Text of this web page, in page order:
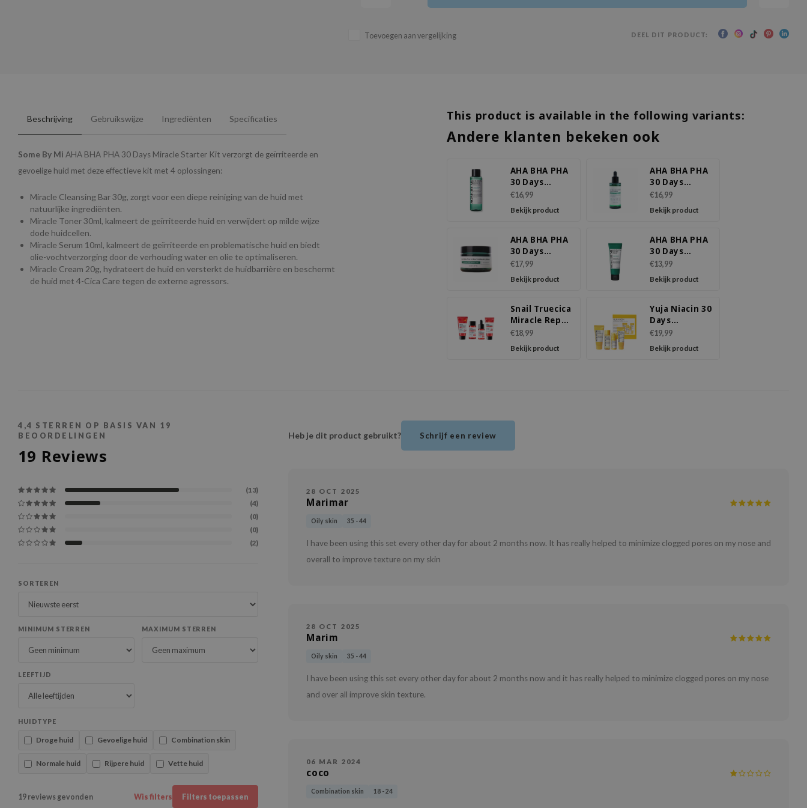
Toevoegen aan vergelijking DEEL DIT PRODUCT:
Beschrijving Gebruikswijze Ingrediënten Specificaties
Some By Mi AHA BHA PHA 30 Days Miracle Starter Kit verzorgt de geïrriteerde en
gevoelige huid met deze effectieve kit met 4 oplossingen:
Miracle Cleansing Bar 30g, zorgt voor een diepe reiniging van de huid met
natuurlijke ingrediënten.
Miracle Toner 30ml, kalmeert de geïrriteerde huid en verwijdert op milde wijze
dode huidcellen.
Miracle Serum 10ml, kalmeert de geïrriteerde en problematische huid en biedt
olie-vochtverzorging door de verhouding water en olie te optimaliseren.
Miracle Cream 20g, hydrateert de huid en versterkt de huidbarrière en beschermt
de huid met 4-Cica Care tegen de externe agressors.
This product is available in the following variants:
Andere klanten bekeken ook
AHA BHA PHA
30 Days
Miracle Toner
€16,99
Bekijk product
AHA BHA PHA
30 Days
Miracle Serum
€16,99
Bekijk product
AHA BHA PHA
30 Days
Miracle Cream
€17,99
Bekijk product
AHA BHA PHA
30 Days
Miracle Foam
€13,99
Bekijk product
Snail Truecica
Miracle Repair
Starter Kit
€18,99
Bekijk product
Yuja Niacin 30
Days
Brightening
Starter Kit
€19,99
Bekijk product
4,4 STERREN OP BASIS VAN 19
BEOORDELINGEN
19 Reviews
(13)
(4)
(0)
(0)
(2)
SORTEREN
MINIMUM STERREN MAXIMUM STERREN
LEEFTIJD
HUIDTYPE
Droge huid Gevoelige huid Combination skin
Normale huid Rijpere huid Vette huid
19 reviews gevonden Wis filters Filters toepassen
Heb je dit product gebruikt? Schrijf een review
28 OCT 2025
Marimar
Oily skin 35 - 44
I have been using this set every other day for about 2 months now. It has really helped to minimize clogged pores on my nose and
overall to improve texture on my skin
28 OCT 2025
Marim
Oily skin 35 - 44
I have been using this set every other day for about 2 months now and it has really helped to minimize clogged pores on my nose
and over all improve skin texture.
06 MAR 2024
coco
Combination skin 18 - 24